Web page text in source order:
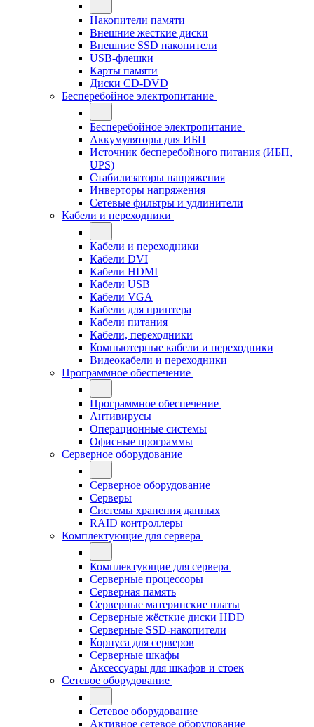
Накопители памяти
Внешние жесткие диски
Внешние SSD накопители
USB-флешки
Карты памяти
Диски CD-DVD
Бесперебойное электропитание
Бесперебойное электропитание
Аккумуляторы для ИБП
Источник бесперебойного питания (ИБП,
UPS)
Стабилизаторы напряжения
Инверторы напряжения
Сетевые фильтры и удлинители
Кабели и переходники
Кабели и переходники
Кабели DVI
Кабели HDMI
Кабели USB
Кабели VGA
Кабели для принтера
Кабели питания
Кабели, переходники
Компьютерные кабели и переходники
Видеокабели и переходники
Программное обеспечение
Программное обеспечение
Антивирусы
Операционные системы
Офисные программы
Серверное оборудование
Серверное оборудование
Серверы
Системы хранения данных
RAID контроллеры
Комплектующие для сервера
Комплектующие для сервера
Серверные процессоры
Серверная память
Серверные материнские платы
Серверные жёсткие диски HDD
Серверные SSD-накопители
Корпуса для серверов
Серверные шкафы
Аксессуары для шкафов и стоек
Сетевое оборудование
Сетевое оборудование
Активное сетевое оборудование